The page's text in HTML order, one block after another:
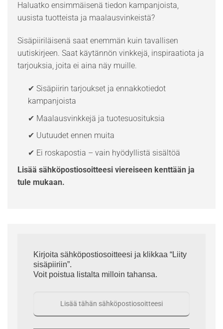
Haluatko ensimmäisenä tiedon kampanjoista,
uusista tuotteista ja maalausvinkeistä?
Sisäpiiriläisenä saat enemmän kuin tavallisen
uutiskirjeen. Saat käytännön vinkkejä, inspiraatiota ja
tarjouksia, joita ei aina näy muille.
✔ Sisäpiirin tarjoukset ja ennakkotiedot
kampanjoista
✔ Maalausvinkkejä ja tuotesuosituksia
✔ Uutuudet ennen muita
✔ Ei roskapostia – vain hyödyllistä sisältöä
Lisää sähköpostiosoitteesi viereiseen kenttään ja
tule mukaan.
Kirjoita sähköpostiosoitteesi ja klikkaa “Liity
sisäpiiriin”.
Voit poistua listalta milloin tahansa.